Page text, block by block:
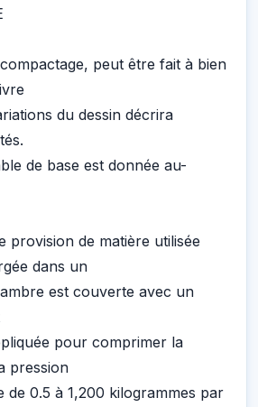
peut être fait à bien
du dessin décrira
de base est donnée au-
provision de matière utilisée
dans un
est couverte avec un
pour comprimer la
pression
de 0.5 à 1,200 kilogrammes par